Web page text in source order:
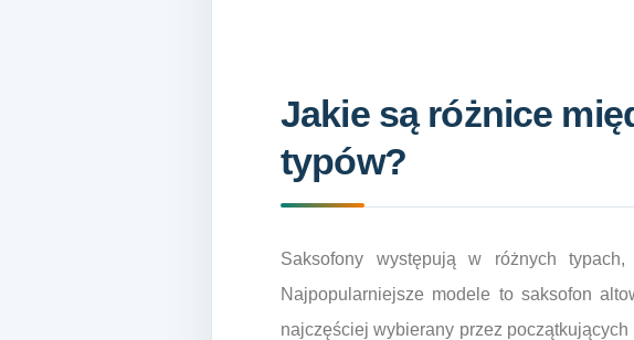
Jakie są różnice
typów?
Saksofony występują w różnych
Najpopularniejsze modele to saksofon
najczęściej wybierany przez